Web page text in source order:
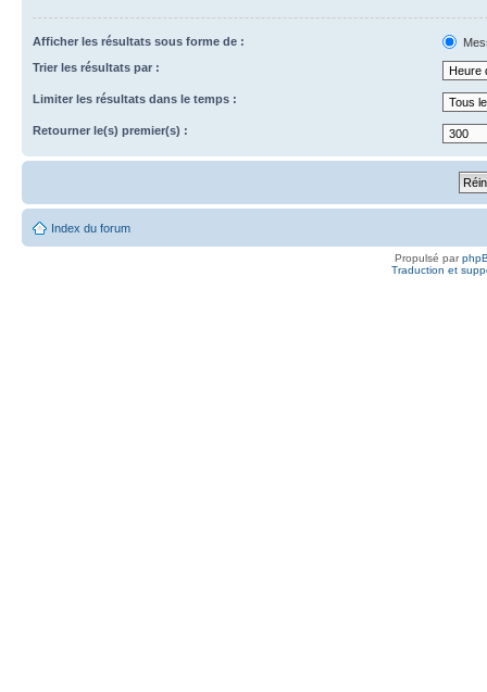
Afficher les résultats sous forme de :
Trier les résultats par :
Limiter les résultats dans le temps :
Retourner le(s) premier(s) :
Index du forum
Propulsé par
Traduction et